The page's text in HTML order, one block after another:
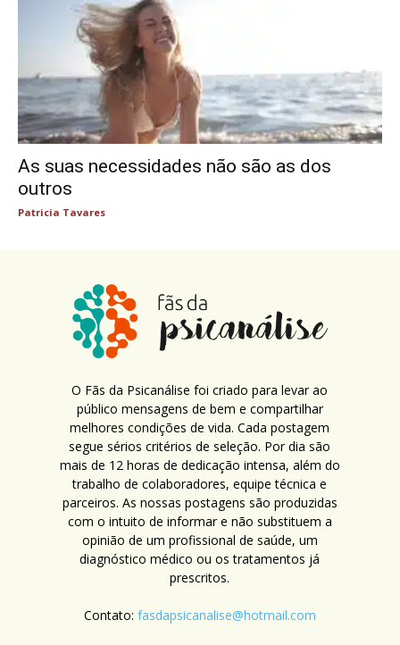
As suas necessidades não são as dos
outros
Patricia Tavares
O Fãs da Psicanálise foi criado para levar ao
público mensagens de bem e compartilhar
melhores condições de vida. Cada postagem
segue sérios critérios de seleção. Por dia são
mais de 12 horas de dedicação intensa, além do
trabalho de colaboradores, equipe técnica e
parceiros. As nossas postagens são produzidas
com o intuito de informar e não substituem a
opinião de um profissional de saúde, um
diagnóstico médico ou os tratamentos já
prescritos.
Contato: fasdapsicanalise@hotmail.com